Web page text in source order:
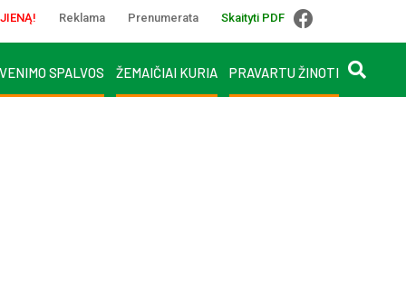
Reklama Prenumerata Skaityti PDF
SPALVOS ŽEMAIČIAI KURIA PRAVARTU ŽINOTI